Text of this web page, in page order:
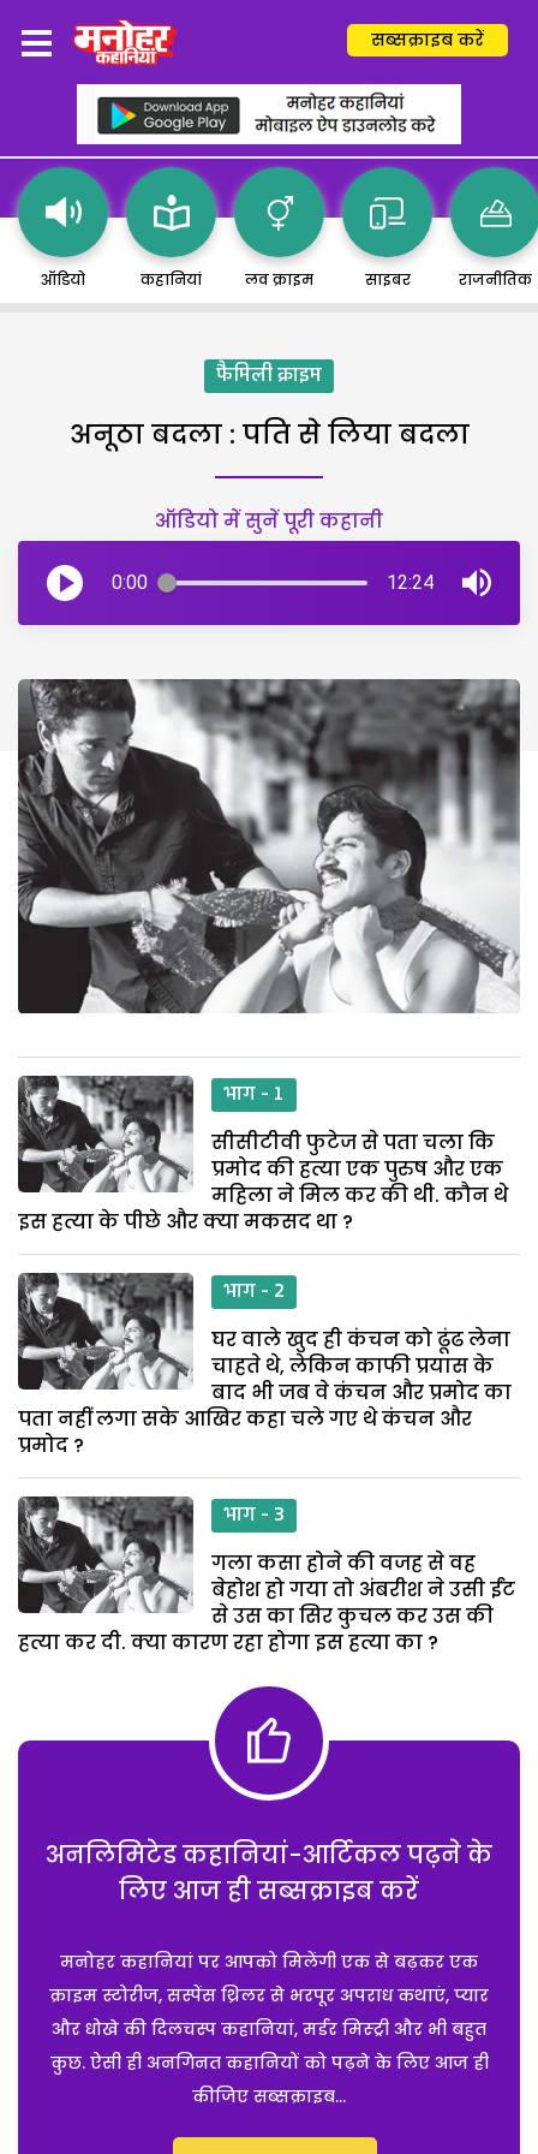
सब्सक्राइब करें
ऑडियो कहानियां लव क्राइम साइबर राजनीतिक
फैमिली क्राइम
अनूठा बदला : पति से लिया बदला
ऑडियो में सुनें पूरी कहानी
0:00 12:24
भाग - 1
सीसीटीवी फुटेज से पता चला कि
प्रमोद की हत्या एक पुरुष और एक
महिला ने मिल कर की थी. कौन थे
इस हत्या के पीछे और क्या मकसद था ?
भाग - 2
घर वाले खुद ही कंचन को ढूंढ लेना
चाहते थे, लेकिन काफी प्रयास के
बाद भी जब वे कंचन और प्रमोद का
पता नहीं लगा सके आखिर कहा चले गए थे कंचन और
प्रमोद ?
भाग - 3
गला कसा होने की वजह से वह
बेहोश हो गया तो अंबरीश ने उसी ईंट
से उस का सिर कुचल कर उस की
हत्या कर दी. क्या कारण रहा होगा इस हत्या का ?
अनलिमिटेड कहानियां-आर्टिकल पढ़ने के
लिए आज ही सब्सक्राइब करें
मनोहर कहानियां पर आपको मिलेंगी एक से बढ़कर एक
क्राइम स्टोरीज, सस्पेंस थ्रिलर से भरपूर अपराध कथाएं, प्यार
और धोखे की दिलचस्प कहानियां, मर्डर मिस्ट्री और भी बहुत
कुछ. ऐसी ही अनगिनत कहानियों को पढ़ने के लिए आज ही
कीजिए सब्सक्राइब...